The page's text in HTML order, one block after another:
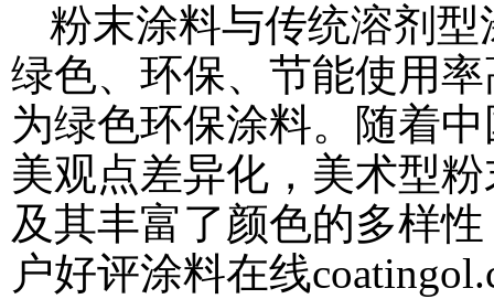
粉末涂料与传统溶剂
绿色、环保、节能使用
为绿色环保涂料。随着
美观点差异化，美术型
及其丰富了颜色的多样
户好评涂料在线